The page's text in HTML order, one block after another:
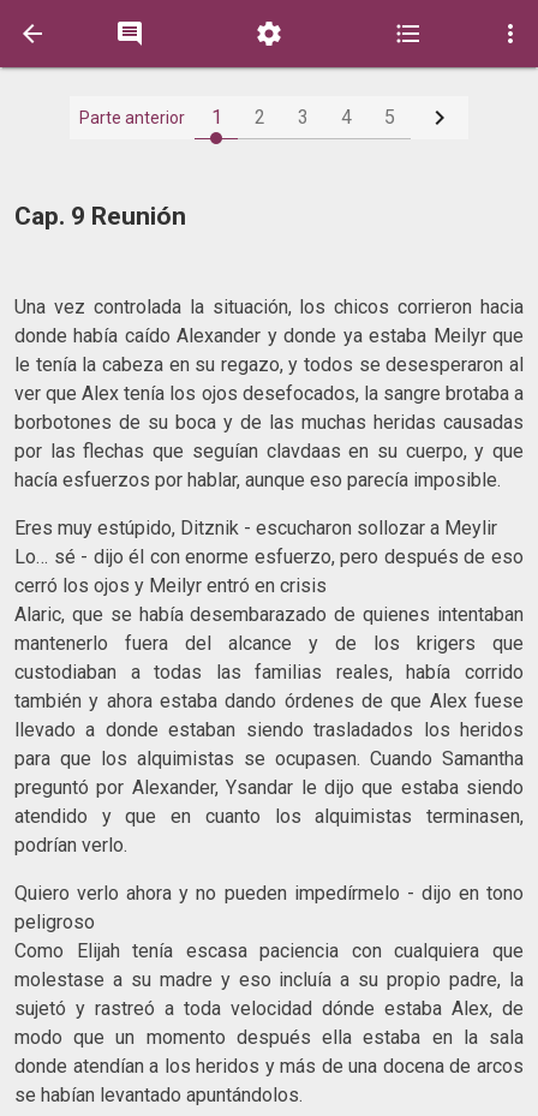
    
Parte anterior 1 2 3 4 5 
Cap. 9 Reunión
Una vez controlada la situación, los chicos corrieron hacia
donde había caído Alexander y donde ya estaba Meilyr que
le tenía la cabeza en su regazo, y todos se desesperaron al
ver que Alex tenía los ojos desefocados, la sangre brotaba a
borbotones de su boca y de las muchas heridas causadas
por las flechas que seguían clavdaas en su cuerpo, y que
hacía esfuerzos por hablar, aunque eso parecía imposible.
Eres muy estúpido, Ditznik - escucharon sollozar a Meylir
Lo… sé - dijo él con enorme esfuerzo, pero después de eso
cerró los ojos y Meilyr entró en crisis
Alaric, que se había desembarazado de quienes intentaban
mantenerlo fuera del alcance y de los krigers que
custodiaban a todas las familias reales, había corrido
también y ahora estaba dando órdenes de que Alex fuese
llevado a donde estaban siendo trasladados los heridos
para que los alquimistas se ocupasen. Cuando Samantha
preguntó por Alexander, Ysandar le dijo que estaba siendo
atendido y que en cuanto los alquimistas terminasen,
podrían verlo.
Quiero verlo ahora y no pueden impedírmelo - dijo en tono
peligroso
Como Elijah tenía escasa paciencia con cualquiera que
molestase a su madre y eso incluía a su propio padre, la
sujetó y rastreó a toda velocidad dónde estaba Alex, de
modo que un momento después ella estaba en la sala
donde atendían a los heridos y más de una docena de arcos
se habían levantado apuntándolos.